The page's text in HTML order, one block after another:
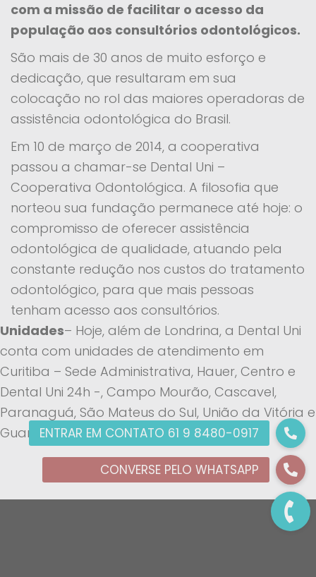
com a missão de facilitar o acesso da
população aos consultórios odontológicos.
São mais de 30 anos de muito esforço e
dedicação, que resultaram em sua
colocação no rol das maiores operadoras de
assistência odontológica do Brasil.
Em 10 de março de 2014, a cooperativa
passou a chamar-se Dental Uni –
Cooperativa Odontológica. A filosofia que
norteou sua fundação permanece até hoje: o
compromisso de oferecer assistência
odontológica de qualidade, atuando pela
constante redução nos custos do tratamento
odontológico, para que mais pessoas
tenham acesso aos consultórios.
Unidades– Hoje, além de Londrina, a Dental Uni
conta com unidades de atendimento em
Curitiba – Sede Administrativa, Hauer, Centro e
Dental Uni 24h -, Campo Mourão, Cascavel,
Paranaguá, São Mateus do Sul, União da Vitória e
Guarapuava.